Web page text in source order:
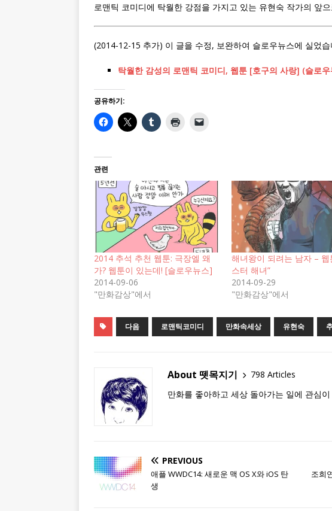
로맨틱 코미디에 탁월한 강점을 가지고 있는 유현숙 작가의 앞
(2014-12-15 추가) 이 글을 수정, 보완하여 슬로우뉴스에 실었
탁월한 감성의 로맨틱 코미디, 웹툰 [호구의 사랑] (슬로
공유하기:
관련
2014 추석 추천 웹툰: 극장엘 왜
가? 웹툰이 있는데! [슬로우뉴스]
2014-09-06
"만화감상"에서
해녀왕이 되려는 남자 – 웹
스터 해녀”
2014-09-29
"만화감상"에서
다음 로맨틱코미디 만화속세상 유현숙
About 뗏목지기
798 Articles
만화를 좋아하고 세상 돌아가는 일에 관심
PREVIOUS
애플 WWDC14: 새로운 맥 OS X와 iOS 탄
생
조희